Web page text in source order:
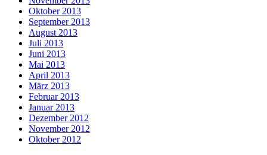
Oktober 2013
September 2013
August 2013
Juli 2013
Juni 2013
Mai 2013
April 2013
März 2013
Februar 2013
Januar 2013
Dezember 2012
November 2012
Oktober 2012